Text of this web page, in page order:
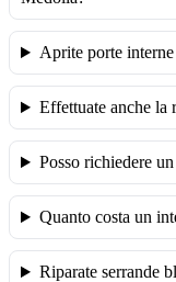
Aprite porte
Effettuate anche la
Posso richiedere
Quanto costa un
Riparate serrande